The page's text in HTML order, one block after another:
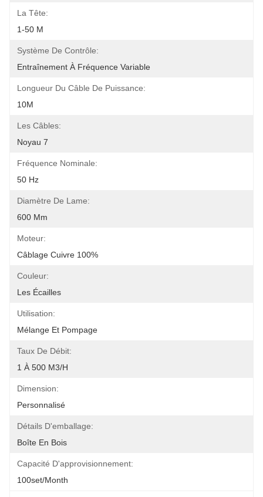
La Tête:
1-50 M
Système De Contrôle:
Entraînement À Fréquence Variable
Longueur Du Câble De Puissance:
10M
Les Câbles:
Noyau 7
Fréquence Nominale:
50 Hz
Diamètre De Lame:
600 Mm
Moteur:
Câblage Cuivre 100%
Couleur:
Les Écailles
Utilisation:
Mélange Et Pompage
Taux De Débit:
1 À 500 M3/h
Dimension:
Personnalisé
Détails D'emballage:
Boîte En Bois
Capacité D'approvisionnement:
100set/month